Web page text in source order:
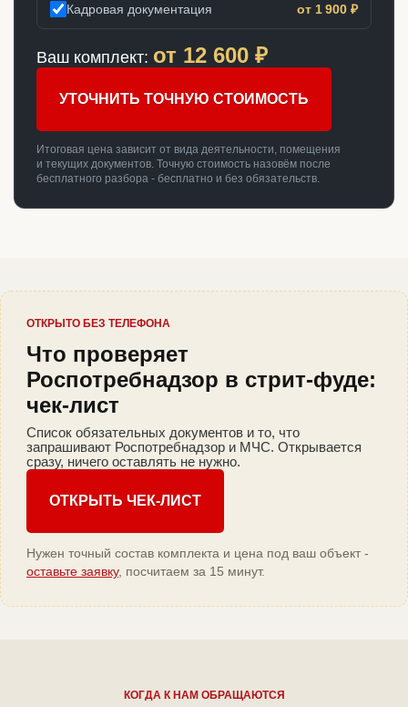
Кадровая документация от 1 900 ₽
Ваш комплект: от 12 600 ₽
УТОЧНИТЬ ТОЧНУЮ СТОИМОСТЬ
Итоговая цена зависит от вида деятельности, помещения
и текущих документов. Точную стоимость назовём после
бесплатного разбора - бесплатно и без обязательств.
ОТКРЫТО БЕЗ ТЕЛЕФОНА
Что проверяет
Роспотребнадзор в стрит-фуде:
чек-лист
Список обязательных документов и то, что
запрашивают Роспотребнадзор и МЧС. Открывается
сразу, ничего оставлять не нужно.
ОТКРЫТЬ ЧЕК-ЛИСТ
Нужен точный состав комплекта и цена под ваш объект -
оставьте заявку, посчитаем за 15 минут.
КОГДА К НАМ ОБРАЩАЮТСЯ